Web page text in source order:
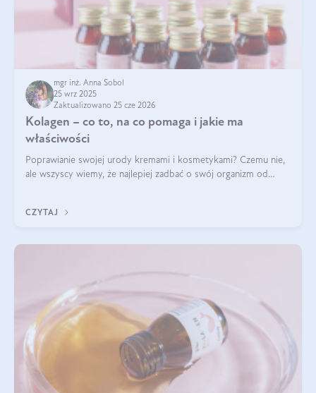
mgr inż. Anna Sobol
25 wrz 2025
Zaktualizowano 25 cze 2026
Kolagen – co to, na co pomaga i jakie ma
właściwości
Poprawianie swojej urody kremami i kosmetykami? Czemu nie,
ale wszyscy wiemy, że najlepiej zadbać o swój organizm od
wysokiej jakości suplem
CZYTAJ